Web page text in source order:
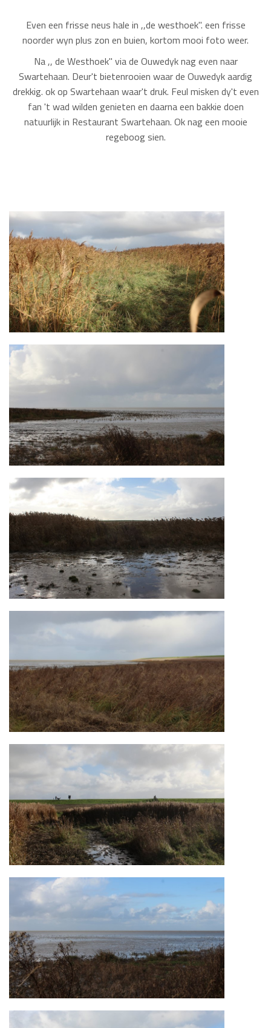
Even een frisse neus hale in ,,de westhoek''. een frisse
noorder wyn plus zon en buien, kortom mooi foto weer.
Na ,, de Westhoek'' via de Ouwedyk nag even naar
Swartehaan. Deur't bietenrooien waar de Ouwedyk aardig
drekkig. ok op Swartehaan waar't druk. Feul misken dy't even
fan 't wad wilden genieten en daarna een bakkie doen
natuurlijk in Restaurant Swartehaan. Ok nag een mooie
regeboog sien.